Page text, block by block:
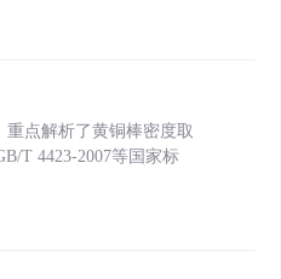
点解析了黄铜棒密度取
T 4423-2007等国家标